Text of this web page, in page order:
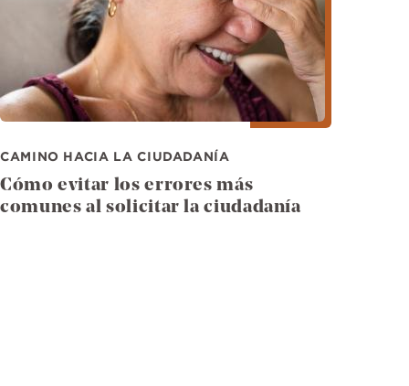
CAMINO HACIA LA CIUDADANÍA
Cómo evitar los errores más
comunes al solicitar la ciudadanía​​​​​​​